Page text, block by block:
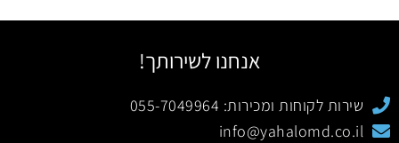
אנחנו לשירותך!
שירות לקוחות ומכירות: 055-7049964
info@yahalomd.co.il